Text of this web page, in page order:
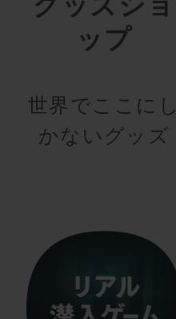
ップ
世界でここにし
かないグッズ